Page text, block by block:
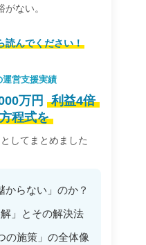
ない。
読んでください！
運営支援実績
万円
利益4倍
程式を
してまとめました
からない」のか？
」とその解決法
の施策」の全体像